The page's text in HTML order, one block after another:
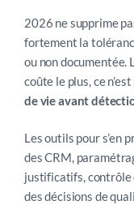
que se faire
2026 ne supprime
fortement la
ou non documentée.
coûte le plus, ce
de vie avant
Les outils pour s’en
des CRM,
justificatifs, contrôle
des décisions de